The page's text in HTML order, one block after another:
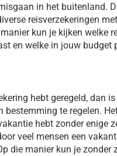
in het buitenland.
reisverzekeringen
kun je kijken welke
en welke in jouw budget
hebt geregeld, dan
bestemming te regelen.
hebt zonder enige
veel mensen een
die manier kun je zonder